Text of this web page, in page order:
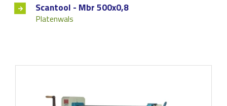
Scantool - Mbr 500x0,8
Platenwals